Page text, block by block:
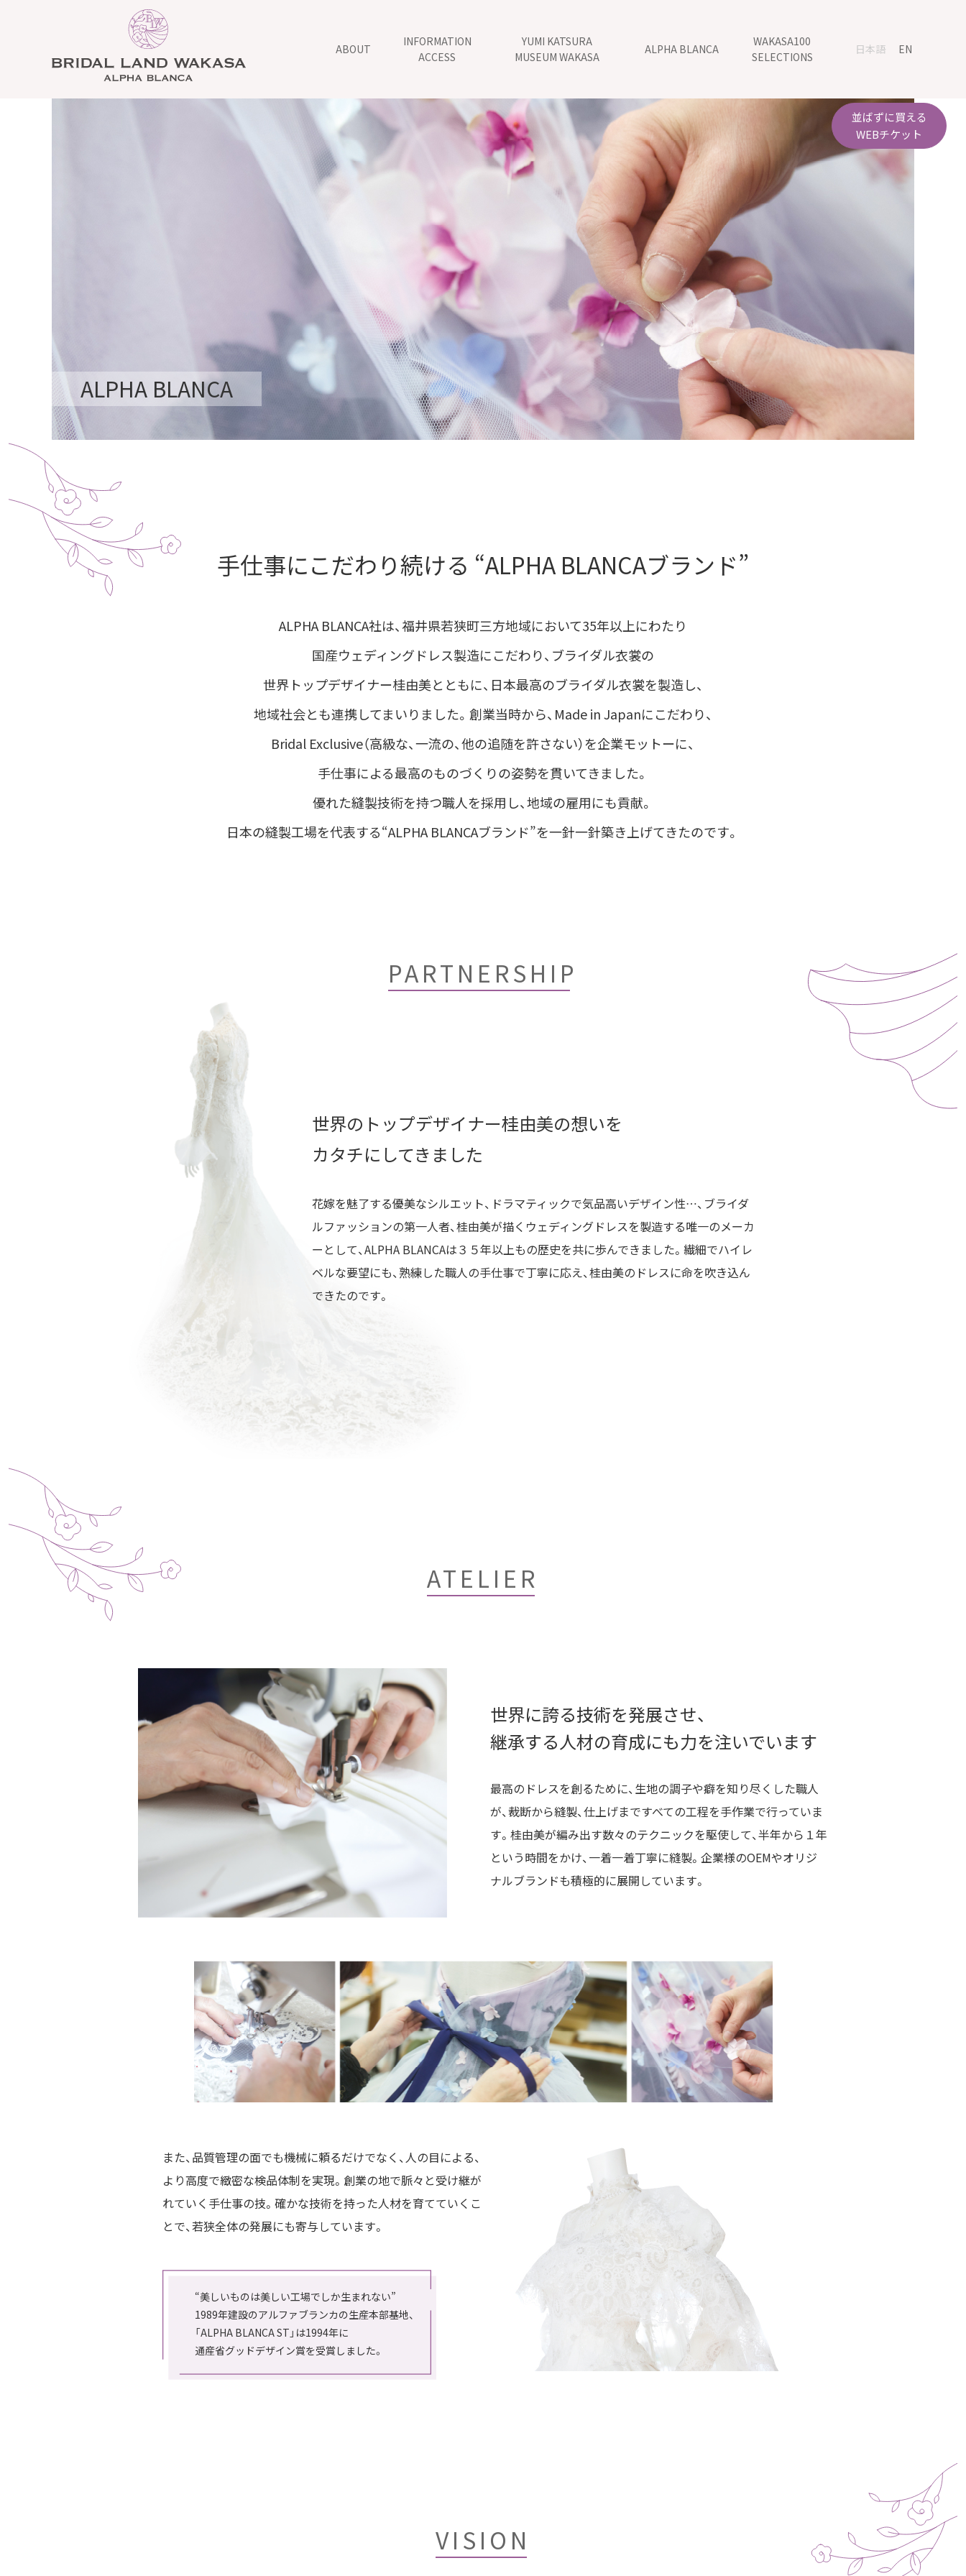
ABOUT
INFORMATION
ACCESS
YUMI KATSURA
MUSEUM WAKASA
ALPHA BLANCA
WAKASA100
SELECTIONS
日本語 EN
並ばずに買える
WEBチケット
ALPHA BLANCA
手仕事にこだわり続ける “ALPHA BLANCAブランド”
ALPHA BLANCA社は、福井県若狭町三方地域において35年以上にわたり
国産ウェディングドレス製造にこだわり、ブライダル衣裳の
世界トップデザイナー桂由美とともに、日本最高のブライダル衣裳を製造し、
地域社会とも連携してまいりました。 創業当時から、Made in Japanにこだわり、
Bridal Exclusive（高級な、一流の、他の追随を許さない）を企業モットーに、
手仕事による最高のものづくりの姿勢を貫いてきました。
優れた縫製技術を持つ職人を採用し、地域の雇用にも貢献。
日本の縫製工場を代表する“ALPHA BLANCAブランド”を一針一針築き上げてきたのです。
PARTNERSHIP
世界のトップデザイナー桂由美の想いを
カタチにしてきました
花嫁を魅了する優美なシルエット、ドラマティックで気品高いデザイン性…、ブライダ
ルファッションの第一人者、桂由美が描くウェディングドレスを製造する唯一のメーカ
ーとして、ALPHA BLANCAは３５年以上もの歴史を共に歩んできました。繊細でハイレ
ベルな要望にも、熟練した職人の手仕事で丁寧に応え、桂由美のドレスに命を吹き込ん
できたのです。
ATELIER
世界に誇る技術を発展させ、
継承する人材の育成にも力を注いでいます
最高のドレスを創るために、生地の調子や癖を知り尽くした職人
が、裁断から縫製、仕上げまですべての工程を手作業で行っていま
す。桂由美が編み出す数々のテクニックを駆使して、半年から１年
という時間をかけ、一着一着丁寧に縫製。企業様のOEMやオリジ
ナルブランドも積極的に展開しています。
また、品質管理の面でも機械に頼るだけでなく、人の目による、
より高度で緻密な検品体制を実現。創業の地で脈々と受け継が
れていく手仕事の技。確かな技術を持った人材を育てていくこ
とで、若狭全体の発展にも寄与しています。
“美しいものは美しい工場でしか生まれない”
1989年建設のアルファブランカの生産本部基地、
「ALPHA BLANCA ST」は1994年に
通産省グッドデザイン賞を受賞しました。
VISION